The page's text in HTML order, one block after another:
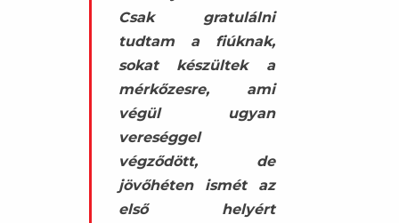
Csak gratulálni
tudtam a fiúknak,
sokat készültek a
mérkőzesre, ami
végül ugyan
vereséggel
végződött, de
jövőhéten ismét az
első helyért